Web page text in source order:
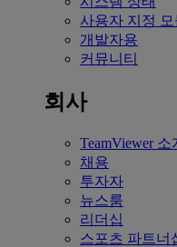
사용자 지정 모
개발자용
커뮤니티
회사
TeamViewer 소
채용
투자자
뉴스룸
리더십
스포츠 파트너